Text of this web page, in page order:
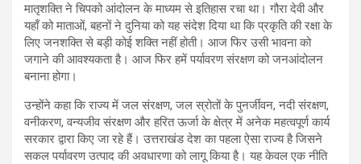
मातृशक्ति ने चिपको आंदोलन के माध्यम से इतिहास रचा था। गौरा देवी और
यहॉं को माताओं, बहनों ने दुनिया को यह संदेश दिया था कि प्रकृति की रक्षा के
लिए जनशक्ति से बड़ी कोई शक्ति नहीं होती। आज फिर उसी भावना को
जगाने की आवश्यकता है। आज फिर हमें पर्यावरण संरक्षण को जनआंदोलन
बनाना होगा।
उन्होंने कहा कि राज्य में जल संरक्षण, जल स्रोतों के पुनर्जीवन, नदी संरक्षण,
वनीकरण, वन्यजीव संरक्षण और हरित ऊर्जा के क्षेत्र में अनेक महत्वपूर्ण कार्य
सरकार द्वारा किए जा रहे हैं। उत्तराखंड देश का पहला ऐसा राज्य है जिसने
सकल पर्यावरण उत्पाद की अवधारणा को लागू किया है। यह केवल एक नीति